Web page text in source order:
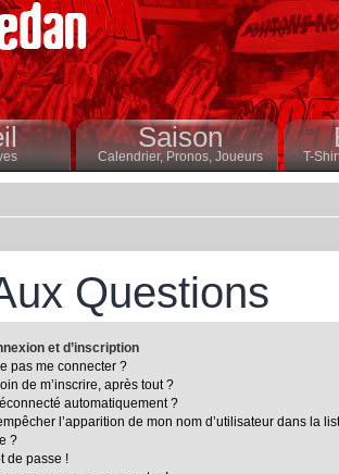
Saison
Calendrier,Pronos, Joueurs T-
Questions
et d’inscription
pas me connecter ?
de m’inscrire, après tout ?
automatiquement ?
l’apparition de mon nom d’utilisateur dans la
?
de passe !